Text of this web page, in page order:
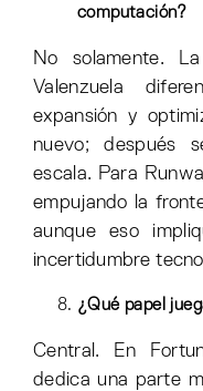
computación?
No solamente.
Valenzuela
expansión y
nuevo; después
escala. Para
empujando la
aunque eso
incertidumbre
¿Qué papel
Central. En
dedica una parte